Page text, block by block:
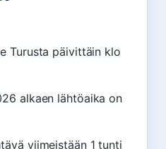
Turusta päivittäin klo
alkaen lähtöaika on
viimeistään 1 tunti